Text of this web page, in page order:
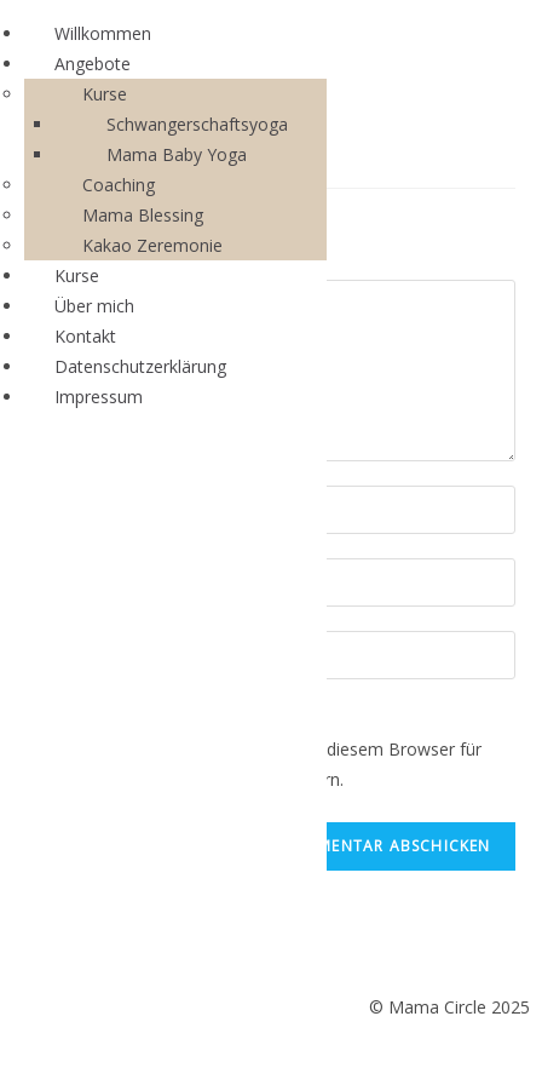
Schreibe einen Kommentar
Name, E-Mail-Adresse und Website in diesem Browser für
meinen nächsten Kommentar speichern.
© Mama Circle 2025
Willkommen
Angebote
Kurse
Schwangerschaftsyoga
Mama Baby Yoga
Coaching
Mama Blessing
Kakao Zeremonie
Kurse
Über mich
Kontakt
Datenschutzerklärung
Impressum